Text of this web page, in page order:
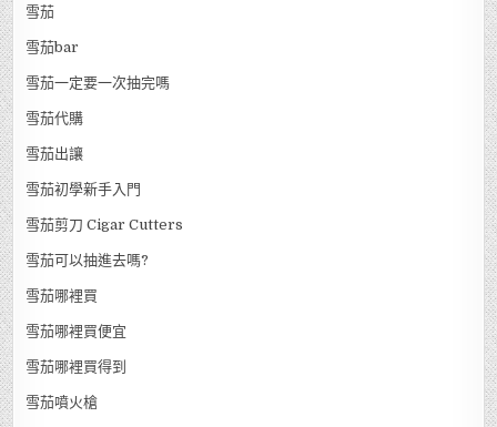
雪茄
雪茄bar
雪茄一定要一次抽完嗎
雪茄代購
雪茄出讓
雪茄初學新手入門
雪茄剪刀 Cigar Cutters
雪茄可以抽進去嗎?
雪茄哪裡買
雪茄哪裡買便宜
雪茄哪裡買得到
雪茄噴火槍